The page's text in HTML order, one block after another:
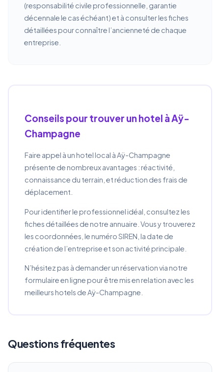
(responsabilité civile professionnelle, garantie
décennale le cas échéant) et à consulter les fiches
détaillées pour connaître l’ancienneté de chaque
entreprise.
Conseils pour trouver un hotel à Aÿ-
Champagne
Faire appel à un hotel local à Aÿ-Champagne
présente de nombreux avantages : réactivité,
connaissance du terrain, et réduction des frais de
déplacement.
Pour identifier le professionnel idéal, consultez les
fiches détaillées de notre annuaire. Vous y trouverez
les coordonnées, le numéro SIREN, la date de
création de l’entreprise et son activité principale.
N’hésitez pas à demander un réservation via notre
formulaire en ligne pour être mis en relation avec les
meilleurs hotels de Aÿ-Champagne.
Questions fréquentes